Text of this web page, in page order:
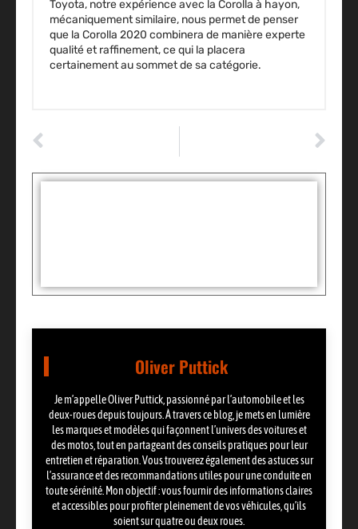
Toyota, notre expérience avec la Corolla à hayon,
mécaniquement similaire, nous permet de penser
que la Corolla 2020 combinera de manière experte
qualité et raffinement, ce qui la placera
certainement au sommet de sa catégorie.
Oliver Puttick
Je m’appelle Oliver Puttick, passionné par l’automobile et les
deux-roues depuis toujours. À travers ce blog, je mets en lumière
les marques et modèles qui façonnent l’univers des voitures et
des motos, tout en partageant des conseils pratiques pour leur
entretien et réparation. Vous trouverez également des astuces sur
l’assurance et des recommandations utiles pour une conduite en
toute sérénité. Mon objectif : vous fournir des informations claires
et accessibles pour profiter pleinement de vos véhicules, qu’ils
soient sur quatre ou deux roues.